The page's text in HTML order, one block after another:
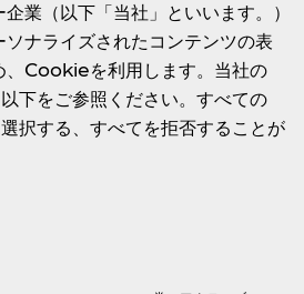
提示をお願いします。20歳未満の
あります。
ル&コカ･コーラ」はおひとり様1日
いただいた方には、オリジナルス
業（以下「当社」といいます。）
ナライズされたコンテンツの表
、Cookieを利用します。当社の
下をご参照ください。すべての
択する、すべてを拒否することが